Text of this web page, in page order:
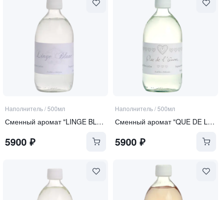
Наполнитель/500мл
Сменный аромат "LINGE BLANC" | "БЕЛЫЙ ЛЕН"
5900 ₽
Наполнитель/500мл
Сменный аромат "QUE DE L'AMOUR" | "ТОЛЬКО ЛЮБОВЬ"
5900₽